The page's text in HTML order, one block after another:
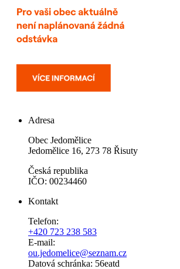
Adresa
Obec Jedomělice
Jedomělice 16, 273 78 Řisuty
Česká republika
IČO: 00234460
Kontakt
Telefon:
+420 723 238 583
E-mail:
ou.jedomelice@seznam.cz
Datová schránka: 56eatd